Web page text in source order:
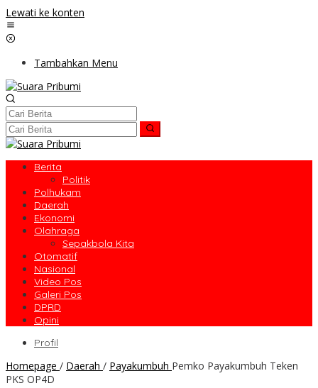
Lewati ke konten
Tambahkan Menu
Berita
Politik
Polhukam
Daerah
Ekonomi
Olahraga
Sepakbola Kita
Otomatif
Nasional
Video Pos
Galeri Pos
DPRD
Opini
Profil
Homepage / Daerah / Payakumbuh Pemko Payakumbuh Teken
PKS OP4D